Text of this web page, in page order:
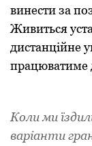
винести за
Живиться
дистанційне
працюватиме
Коли ми
варіанти